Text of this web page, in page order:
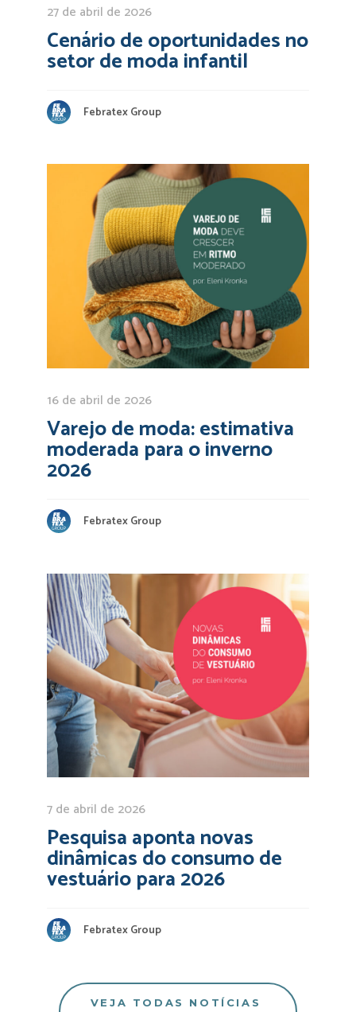
27 de abril de 2026
Cenário de oportunidades no
setor de moda infantil
Febratex Group
16 de abril de 2026
Varejo de moda: estimativa
moderada para o inverno
2026
Febratex Group
7 de abril de 2026
Pesquisa aponta novas
dinâmicas do consumo de
vestuário para 2026
Febratex Group
VEJA TODAS NOTÍCIAS